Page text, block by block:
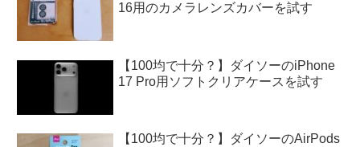
16用のカメラレンズカバーを試す
【100均で十分？】ダイソーのiPhone
17 Pro用ソフトクリアケースを試す
【100均で十分？】ダイソーのAirPods